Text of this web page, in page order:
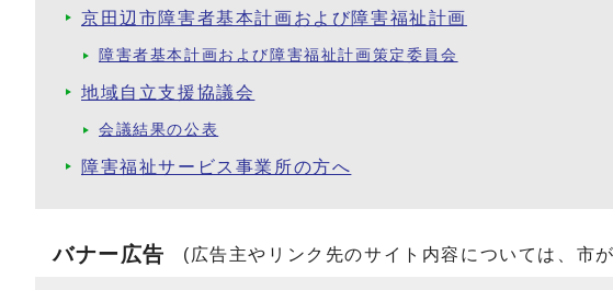
京田辺市障害者基本計画および障害福祉計画
障害者基本計画および障害福祉計画策定委員会
地域自立支援協議会
会議結果の公表
障害福祉サービス事業所の方へ
バナー広告 (広告主やリンク先のサイト内容については、市